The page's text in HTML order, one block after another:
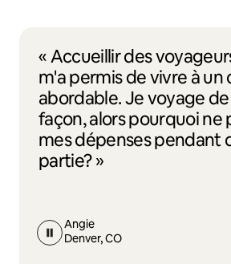
« Accueillir des
m'a permis de vivre à un
abordable. Je voyage
façon, alors pourquoi ne
mes dépenses pendant
partie? »
Angie
Denver, CO